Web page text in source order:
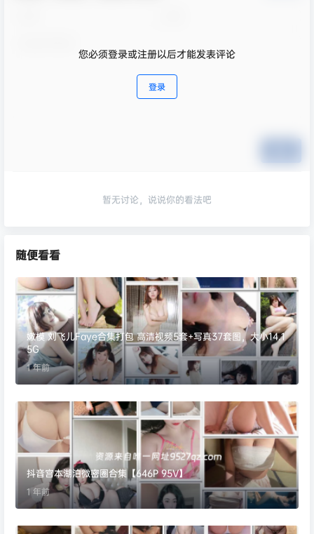
您必须登录或注册以后才能发表评论
登录
暂无讨论，说说你的看法吧
随便看看
嫩模 刘飞儿Faye合集打包 高清视频5套+写真37套图，大小14.1
5G
1 年前
抖音宫本湖泊微密圈合集【646P 95V】
1 年前